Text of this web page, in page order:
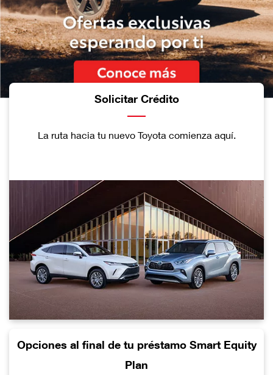
Solicitar Crédito
La ruta hacia tu nuevo Toyota comienza aquí.
Opciones al final de tu préstamo Smart Equity
Plan